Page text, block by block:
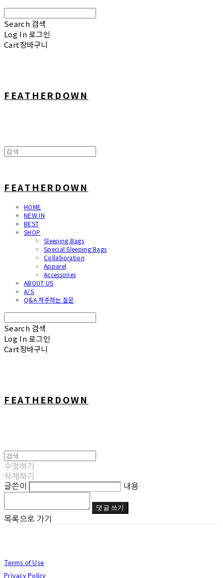
Search 검색
Log In 로그인
Cart장바구니
FEATHERDOWN
FEATHERDOWN
HOME
NEW IN
BEST
SHOP
Sleeping Bags
Special Sleeping Bags
Collaboration
Apparel
Accessories
ABOUT US
A/S
Q&A 자주하는 질문
Search 검색
Log In 로그인
Cart장바구니
FEATHERDOWN
수정하기
삭제하기
글쓴이
내용
댓글 쓰기
목록으로 가기
Terms of Use
Privacy Policy